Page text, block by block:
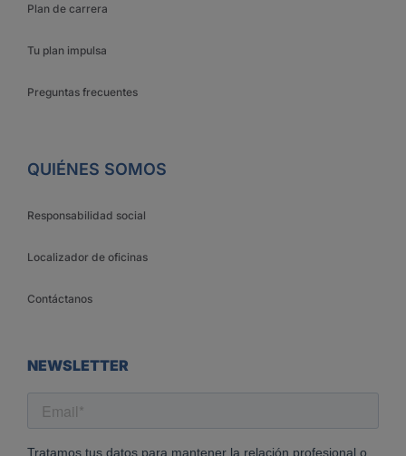
Plan de carrera
Tu plan impulsa
Preguntas frecuentes
QUIÉNES SOMOS
Responsabilidad social
Localizador de oficinas
Contáctanos
NEWSLETTER